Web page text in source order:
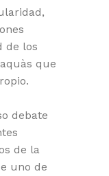
de los
que
debate
de la
uno de